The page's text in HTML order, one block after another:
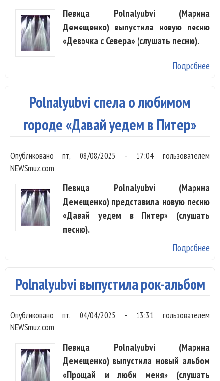
Певица Polnalyubvi (Марина
Демещенко) выпустила новую песню
«Девочка с Севера» (слушать песню).
Подробнее
Polnalyubvi спела о любимом
городе «Давай уедем в Питер»
Опубликованопт, 08/08/2025 - 17:04пользователем
NEWSmuz.com
Певица Polnalyubvi (Марина
Демещенко) представила новую песню
«Давай уедем в Питер» (слушать
песню).
Подробнее
Polnalyubvi выпустила рок-альбом
Опубликованопт, 04/04/2025 - 13:31 пользователем
NEWSmuz.com
Певица Polnalyubvi (Марина
Демещенко) выпустила новый альбом
«Прощай и люби меня» (слушать